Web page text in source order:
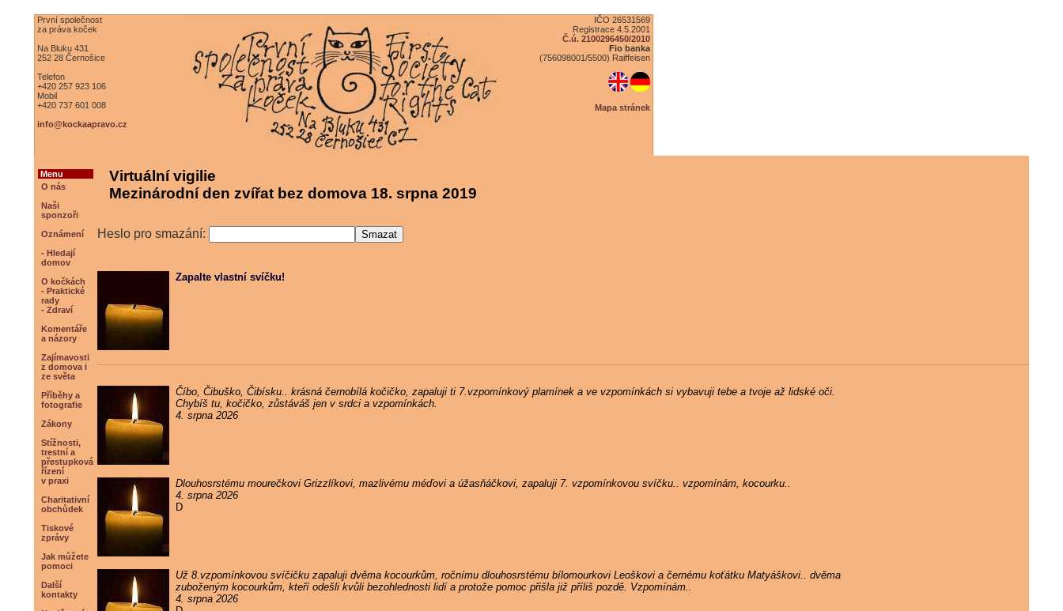
První společnost
za práva koček
Na Bluku 431
252 28 Černošice
Telefon
+420 257 923 106
Mobil
+420 737 601 008
info@kockaapravo.cz
IČO 26531569
Registrace 4.5.2001
Č.ú. 2100296450/2010
Fio banka
(756098001/5500) Raiffeisen
Mapa stránek
Menu
O nás
Naši
sponzoři
Oznámení
- Hledají
domov
O kočkách
- Praktické
rady
- Zdraví
Komentáře
a názory
Zajímavosti
z domova i
ze světa
Příběhy a
fotografie
Zákony
Stížnosti,
trestní a
přestupková
řízení
v praxi
Charitativní
obchůdek
Tiskové
zprávy
Jak můžete
pomoci
Další
kontakty
Virtuální vigilie
Mezinárodní den zvířat bez domova 18. srpna 2019
Heslo pro smazání:
Zapalte vlastní svíčku!
Číbo, Čibuško, Čibísku.. krásná černobílá kočičko, zapaluji ti 7.vzpomínkový plamínek a ve vzpomínkách si vybavuji tebe a tvoje až lidské oči.
Chybíš tu, kočičko, zůstáváš jen v srdci a vzpomínkách.
4. srpna 2026
Dlouhosrstému mourečkovi Grizzlíkovi, mazlivému méďovi a úžasňáčkovi, zapaluji 7. vzpomínkovou svíčku.. vzpomínám, kocourku..
4. srpna 2026
D
Už 8.vzpomínkovou svíčičku zapaluji dvěma kocourkům, ročnímu dlouhosrstému bílomourkovi Leoškovi a černému koťátku Matyáškovi.. dvěma
zuboženým kocourkům, kteří odešli kvůli bezohlednosti lidí a protože pomoc přišla již příliš pozdě. Vzpomínám..
4. srpna 2026